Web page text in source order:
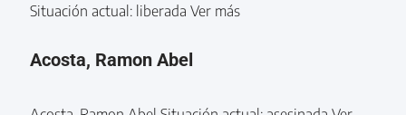
Situación actual: liberada Ver más
Acosta, Ramon Abel